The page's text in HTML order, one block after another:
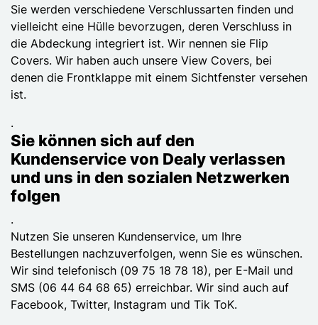
Sie werden verschiedene Verschlussarten finden und
vielleicht eine Hülle bevorzugen, deren Verschluss in
die Abdeckung integriert ist. Wir nennen sie Flip
Covers. Wir haben auch unsere View Covers, bei
denen die Frontklappe mit einem Sichtfenster versehen
ist.
.
Sie können sich auf den
Kundenservice von Dealy verlassen
und uns in den sozialen Netzwerken
folgen
.
Nutzen Sie unseren Kundenservice, um Ihre
Bestellungen nachzuverfolgen, wenn Sie es wünschen.
Wir sind telefonisch (09 75 18 78 18), per E-Mail und
SMS (06 44 64 68 65) erreichbar. Wir sind auch auf
Facebook, Twitter, Instagram und Tik ToK.